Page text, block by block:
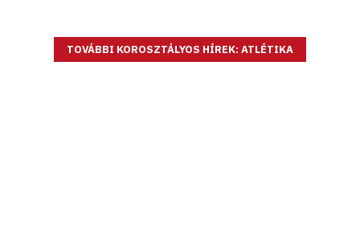
TOVÁBBI KOROSZTÁLYOS HÍREK: ATLÉTIKA